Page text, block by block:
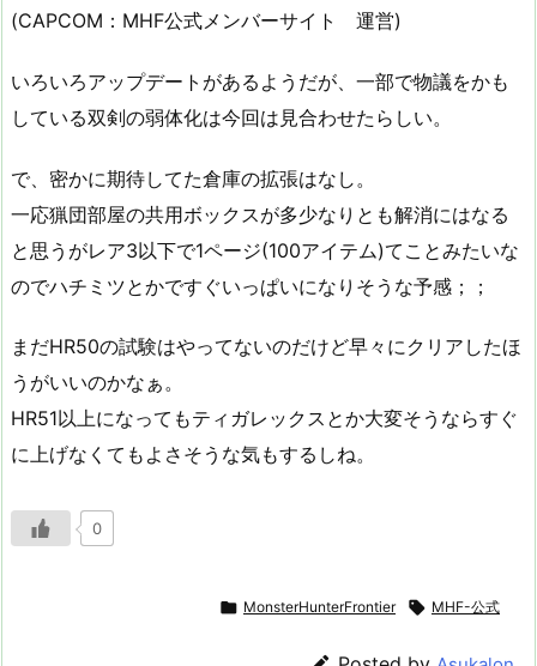
(CAPCOM：MHF公式メンバーサイト 運営)
いろいろアップデートがあるようだが、一部で物議をかも
している双剣の弱体化は今回は見合わせたらしい。
で、密かに期待してた倉庫の拡張はなし。
一応猟団部屋の共用ボックスが多少なりとも解消にはなる
と思うがレア3以下で1ページ(100アイテム)てことみたいな
のでハチミツとかですぐいっぱいになりそうな予感；；
まだHR50の試験はやってないのだけど早々にクリアしたほ
うがいいのかなぁ。
HR51以上になってもティガレックスとか大変そうならすぐ
に上げなくてもよさそうな気もするしね。
0
 MonsterHunterFrontier  MHF-公式